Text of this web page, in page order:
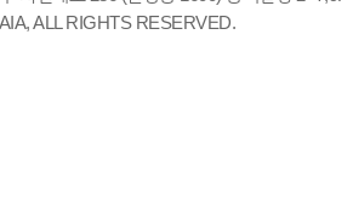
ALL RIGHTS RESERVED.